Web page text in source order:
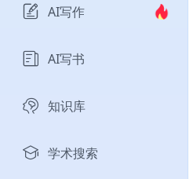
AI写作
AI写书
知识库
学术搜索